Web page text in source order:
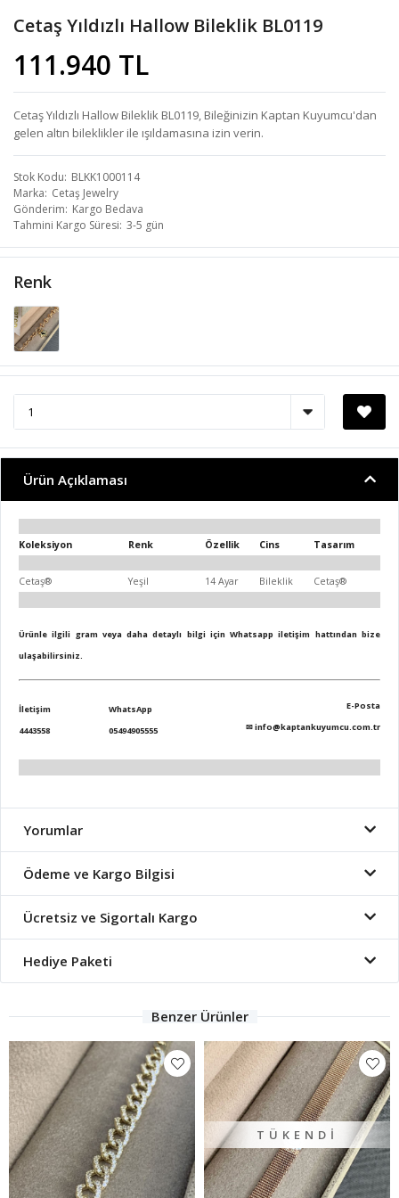
Cetaş Yıldızlı Hallow Bileklik BL0119
111.940 TL
Cetaş Yıldızlı Hallow Bileklik BL0119, Bileğinizin Kaptan Kuyumcu'dan
gelen altın bileklikler ile ışıldamasına izin verin.
Stok Kodu BLKK1000114
Marka Cetaş Jewelry
Gönderim Kargo Bedava
Tahmini Kargo Süresi 3-5 gün
Renk
Ürün Açıklaması
Koleksiyon Renk Özellik Cins Tasarım
Cetaş® Yeşil 14 Ayar Bileklik Cetaş®
Ürünle ilgili gram veya daha detaylı bilgi için Whatsapp iletişim hattından bize
ulaşabilirsiniz.
İletişim
4443558
WhatsApp
05494905555
E-Posta
✉info@kaptankuyumcu.com.tr
Yorumlar
Ödeme ve Kargo Bilgisi
Ücretsiz ve Sigortalı Kargo
Hediye Paketi
Benzer Ürünler
TÜKENDI